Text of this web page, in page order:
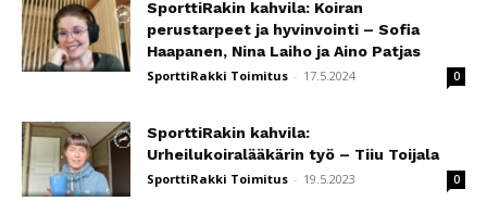
SporttiRakin kahvila: Koiran
perustarpeet ja hyvinvointi – Sofia
Haapanen, Nina Laiho ja Aino Patjas
SporttiRakki Toimitus - 17.5.2024 0
SporttiRakin kahvila:
Urheilukoiralääkärin työ – Tiiu Toijala
SporttiRakki Toimitus - 19.5.2023 0